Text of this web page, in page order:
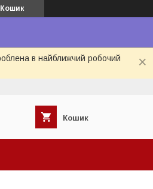
Кошик
в найближчий робочий
Кошик